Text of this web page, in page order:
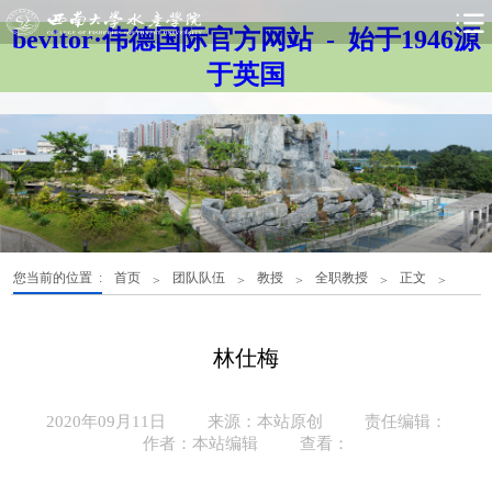
bevitor·伟德国际官方网站 - 始于1946源
于英国
您当前的位置 : 首页 > 团队队伍 > 教授 > 全职教授 > 正文 >
林仕梅
2020年09月11日 来源：本站原创
责任编辑：
作者：本站编辑
查看：